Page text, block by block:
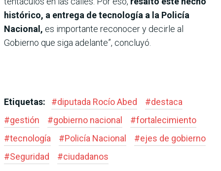
histórico, a entrega de tecnología a la Policía
Nacional, es importante reconocer y decirle al
Gobierno que siga adelante”, concluyó.
Etiquetas: #diputada Rocío Abed #destaca
#gestión #gobierno nacional #fortalecimiento
#tecnología #Policía Nacional #ejes de gobierno
#Seguridad #ciudadanos